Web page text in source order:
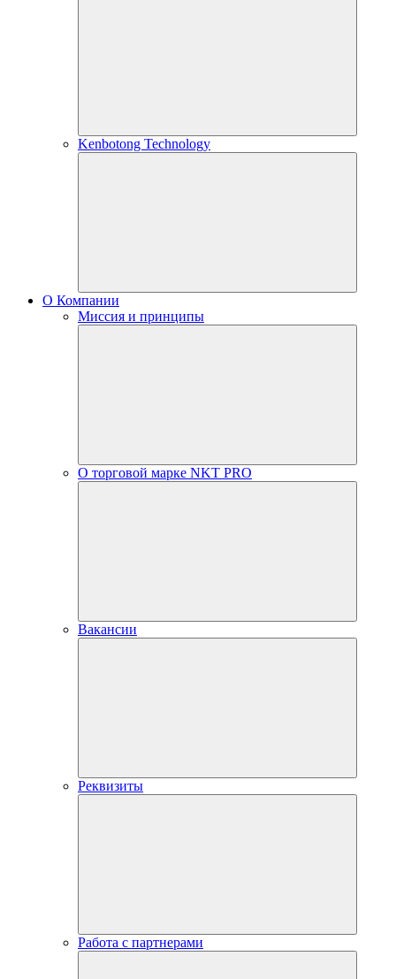
Kenbotong Technology
О Компании
Миссия и принципы
О торговой марке NKT PRO
Вакансии
Реквизиты
Работа с партнерами